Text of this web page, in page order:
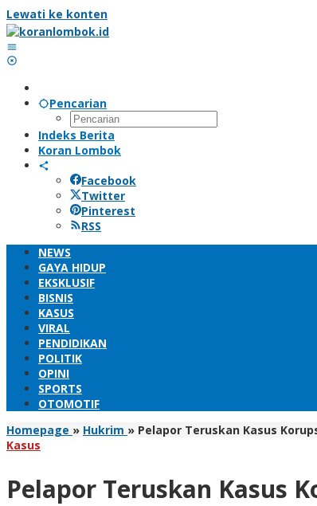
Lewati ke konten
Pencarian
Indeks Berita
Koran Lombok
Facebook
Twitter
Pinterest
RSS
NEWS
GAYA HIDUP
EKSKLUSIF
BISNIS
KASUS
VIRAL
PENDIDIKAN
POLITIK
OPINI
SPORTS
OTOMOTIF
Homepage » Hukrim » Pelapor Teruskan Kasus
Kasus
Pelapor Teruskan Kasus